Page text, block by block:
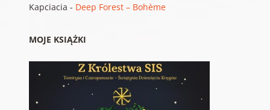
Kapciacia - Deep Forest – Bohème
MOJE KSIĄŻKI